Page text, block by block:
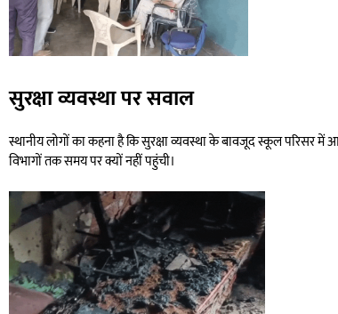
सुरक्षा व्यवस्था पर सवाल
स्थानीय लोगों का कहना है कि सुरक्षा व्यवस्था के बावजूद स्कूल परिसर
विभागों तक समय पर क्यों नहीं पहुंची।